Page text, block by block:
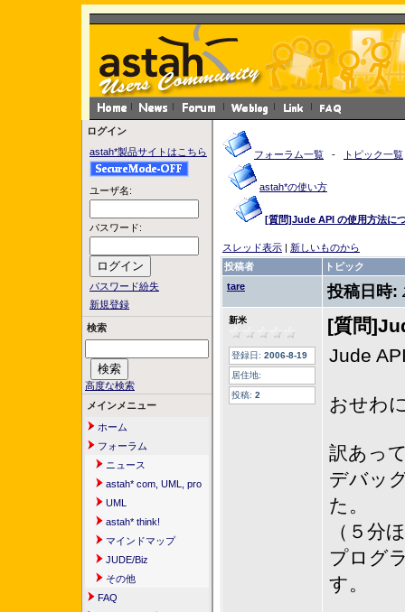
ログイン
astah*製品サイトはこちら
ユーザ名:
パスワード:
パスワード紛失
新規登録
検索
高度な検索
メインメニュー
ホーム
フォーラム
ニュース
astah* com, UML, pro
UML
astah* think!
マインドマップ
JUDE/Biz
その他
FAQ
フォーラム一覧 - トピック一覧
astah*の使い方
[質問]Jude API の使用方法に
スレッド表示 | 新しいものから
投稿者
トピック
tare
投稿日時:
新米
登録日: 2006-8-19
居住地:
投稿: 2
[質問
Jude
おせわ
訳あっ
デバッ
た。
（５分
プログ
す。